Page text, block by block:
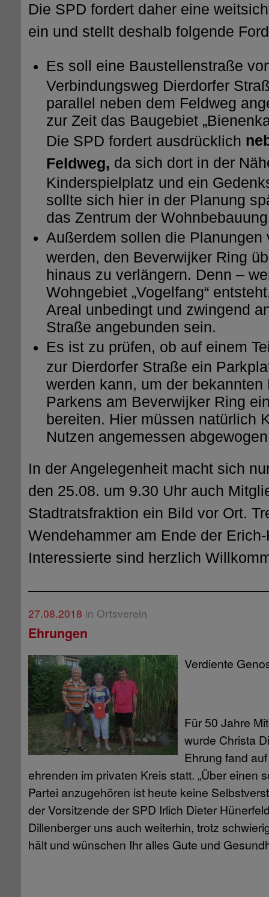
Die SPD fordert daher eine
ein und stellt deshalb folgende
Es soll eine Baustellenstraße
Verbindungsweg Dierdorfer
parallel neben dem Feldweg
zur Zeit das Baugebiet
Die SPD fordert ausdrücklich
Feldweg, da sich dort in der
Kinderspielplatz und ein
sollte sich hier in der Planung
das Zentrum der
Außerdem sollen die Planungen
werden, den Beverwijker Ring
hinaus zu verlängern. Denn –
Wohngebiet „Vogelfang“
Areal unbedingt und zwingend
Straße angebunden sein.
Es ist zu prüfen, ob auf einem
zur Dierdorfer Straße ein
werden kann, um der
Parkens am Beverwijker Ring
bereiten. Hier müssen natürlich
Nutzen angemessen
In der Angelegenheit macht sich
den 25.08. um 9.30 Uhr auch
Stadtratsfraktion ein Bild vor Ort.
Wendehammer am Ende der
Interessierte sind herzlich
27.08.2018 in Ortsverein
Ehrungen
Verdiente
Für 50 Jahre
wurde Christa
Ehrung fand
ehrenden im privaten Kreis statt. „Über einen
Partei anzugehören ist heute keine
der Vorsitzende der SPD Irlich Dieter
Dillenberger uns auch weiterhin, trotz
hält und wünschen Ihr alles Gute und